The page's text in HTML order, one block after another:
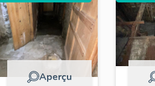
Aperçu